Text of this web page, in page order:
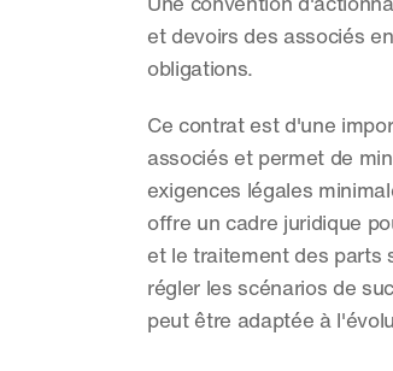
Une convention
et devoirs des associés
obligations.
Ce contrat est d'une
associés et permet de
exigences légales
offre un cadre juridique
et le traitement des parts
régler les scénarios de
peut être adaptée à